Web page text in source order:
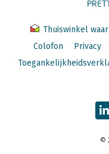
Thuiswinkel
Colofon
Privacy
©